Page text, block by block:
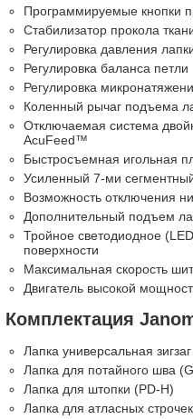
Программируемые кнопки
Стабилизатор прокола
Регулировка давления
Регулировка баланса петли
Регулировка
Коленный рычаг подъема
Отключаемая система
AcuFeed™
Быстросъемная игольная
Усиленный 7-ми
Возможность отключения
Дополнительный подъем
Тройное светодиодное
поверхности
Максимальная скорость
Двигатель высокой
Комплектация
Лапка универсальная
Лапка для потайного шва
Лапка для штопки (PD-H)
Лапка для атласных